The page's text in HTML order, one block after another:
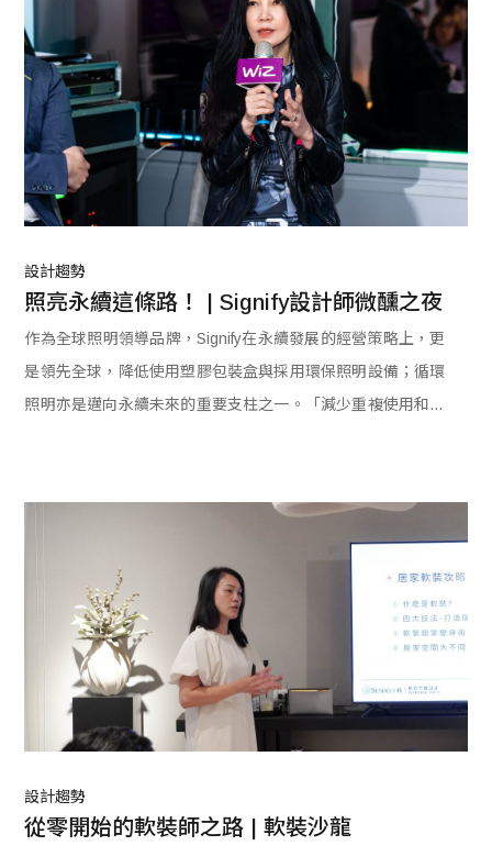
設計趨勢
照亮永續這條路！ | Signify設計師微醺之夜
作為全球照明領導品牌，Signify在永續發展的經營策略上，更
是領先全球，降低使用塑膠包裝盒與採用環保照明設備；循環
照明亦是邁向永續未來的重要支柱之一。「減少重複使用和回
領域來分享對於「永續」的趨勢與產業可能面臨的挑戰與轉捩
設計趨勢
從零開始的軟裝師之路 | 軟裝沙龍